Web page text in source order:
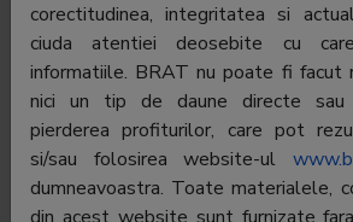
Pentru a vedea toate datele trebuie să fiți
corectitudinea, integritatea si
ciuda atentiei deosebite cu
informatiile. BRAT nu poate fi facut
nici un tip de daune directe sau
pierderea profiturilor, care pot
si/sau folosirea website-ul
dumneavoastra. Toate materialele,